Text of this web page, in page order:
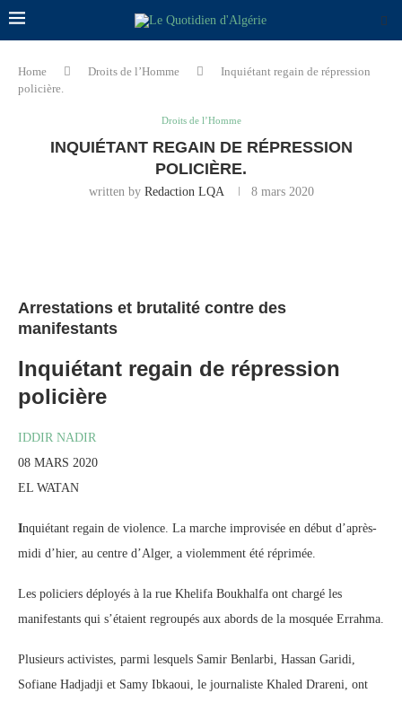
Home Droits de l’Homme
Inquiétant regain de répression
policière.
Droits de l’Homme
INQUIÉTANT REGAIN DE RÉPRESSION
POLICIÈRE.
written by Redaction LQA 8 mars 2020
Arrestations et brutalité contre des
manifestants
Inquiétant regain de répression
policière
IDDIR NADIR
08 MARS 2020
EL WATAN
Inquiétant regain de violence. La marche improvisée en début d’après-
midi d’hier, au centre d’Alger, a violemment été réprimée.
Les policiers déployés à la rue Khelifa Boukhalfa ont chargé les
manifestants qui s’étaient regroupés aux abords de la mosquée Errahma.
Plusieurs activistes, parmi lesquels Samir Benlarbi, Hassan Garidi,
Sofiane Hadjadji et Samy Ibkaoui, le journaliste Khaled Drareni, ont